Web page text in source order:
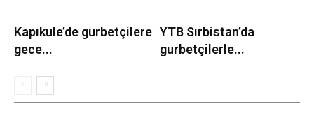
Kapıkule’de gurbetçilere
gece...
YTB Sırbistan’da
gurbetçilerle...